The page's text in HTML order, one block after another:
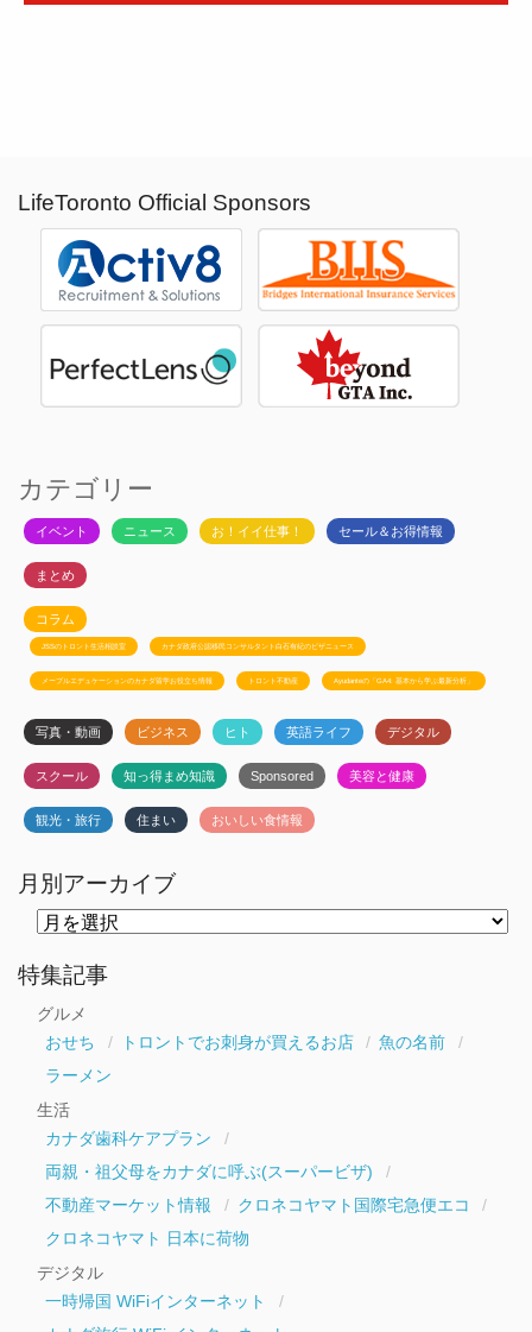
LifeToronto Official Sponsors
カテゴリー
イベント ニュース お！イイ仕事！ セール＆お得情報
まとめ
コラム
JSSのトロント生活相談室 カナダ政府公認移民コンサルタント白石有紀のビザニュース
メープルエデュケーションのカナダ留学お役立ち情報 トロント不動産 Ayudanteの「GA4: 基本から学ぶ最新分析」
写真・動画 ビジネス ヒト 英語ライフ デジタル
スクール 知っ得まめ知識 Sponsored 美容と健康
観光・旅行 住まい おいしい食情報
月別アーカイブ
ー
カ
特集記事
グルメ
おせち
トロントでお刺身が買えるお店
魚の名前
ラーメン
生活
カナダ歯科ケアプラン
両親・祖父母をカナダに呼ぶ(スーパービザ)
不動産マーケット情報
クロネコヤマト国際宅急便エコ
クロネコヤマト 日本に荷物
デジタル
一時帰国 WiFiインターネット